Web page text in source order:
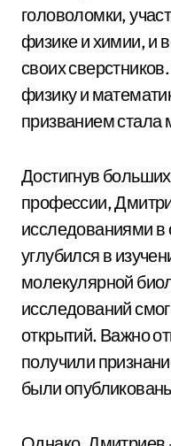
головоломки,
физике и химии, и
своих
физику и
призванием стала
Достигнув
профессии,
исследованиями в
углубился в
молекулярной
исследований
открытий. Важно
получили
были